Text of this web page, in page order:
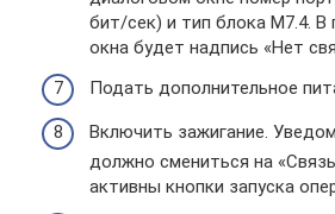
бит/сек) и тип блока М7.4. В
окна будет надпись «Нет
Подать дополнительное
Включить зажигание.
должно смениться на
активны кнопки запуска